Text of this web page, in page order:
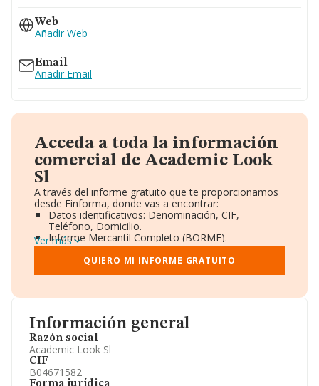
Información general
Razón social
Academic Look Sl
CIF
B04671582
Web
Añadir Web
Email
Añadir Email
Acceda a toda la información
comercial de Academic Look
Sl
A través del informe gratuito que te proporcionamos
desde Einforma, donde vas a encontrar:
Datos identificativos: Denominación, CIF,
Teléfono, Domicilio.
Informe Mercantil Completo (BORME).
Gráficos de Evolución Ventas y Empleados.
Consejo de Administración y Administradores.
Directivos y Ejecutivos.
Información oficial y registral complementaria.
Ver más
QUIERO MI INFORME GRATUITO